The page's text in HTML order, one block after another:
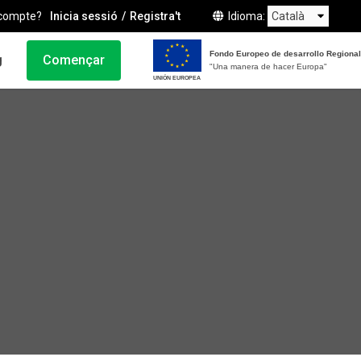
Inicia sessió Registra't Idioma
Començar
UNIÓN EUROPEA
Fondo Europeo de desarrollo Regional
"Una manera de hacer Europa"